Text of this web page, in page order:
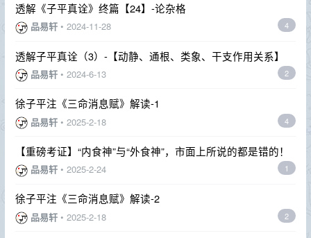
透解《子平真诠》终篇【24】-论杂格
品易轩 • 2024-11-28 4
透解子平真诠（3）-【动静、通根、类象、干支作用关系】
品易轩 • 2024-6-13 2
徐子平注《三命消息赋》解读-1
品易轩 • 2025-2-18 4
【重磅考证】“内食神”与“外食神”，市面上所说的都是错的！
品易轩 • 2025-2-24 1
徐子平注《三命消息赋》解读-2
品易轩 • 2025-2-18 2